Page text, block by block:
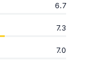
6.7
7.3
7.0